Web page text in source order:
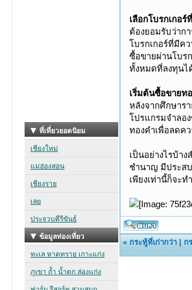
เลือกโบรกเกอ
ต้องยอมรับว่ากา
โบรกเกอร์ที่มีค
ซื้อขายผ่านโบร
ทั้งหมดที่ลงทุนไ
เริ่มต้นซื้อขายท
หลังจากศึกษาร
โปรแกรมจำลอ
ทองคำเพื่อลดค
เป็นอย่างไรบ้า
ชำนาญ มีประสบ
เพียงเท่านี้ก็จะท
«กระทู้ที่เก่ากว่า |ก